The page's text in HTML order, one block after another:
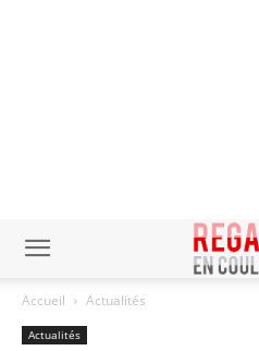
Accueil Actualités
Actualités